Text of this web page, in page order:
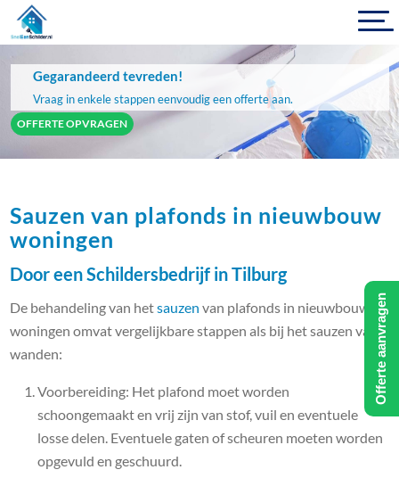
Gegarandeerd tevreden!
Vraag in enkele stappen eenvoudig een offerte aan.
OFFERTE OPVRAGEN
Sauzen van plafonds in nieuwbouw
woningen
Door een Schildersbedrijf in Tilburg
De behandeling van hetsauzen van plafonds in nieuwbouw
woningen omvat vergelijkbare stappen als bij het sauzen van
wanden:
Voorbereiding: Het plafond moet worden
schoongemaakt en vrij zijn van stof, vuil en eventuele
losse delen. Eventuele gaten of scheuren moeten worden
opgevuld en geschuurd.
Offerte aanvragen